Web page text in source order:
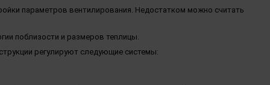
параметров вентилирования. Недостатком можно считать
поблизости и размеров теплицы.
регулируют следующие системы: